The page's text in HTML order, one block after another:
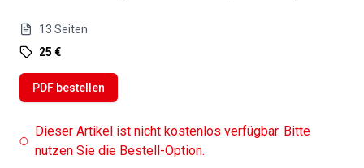
13 Seiten
25 €
PDF bestellen
Dieser Artikel ist nicht kostenlos verfügbar. Bitte
nutzen Sie die Bestell-Option.